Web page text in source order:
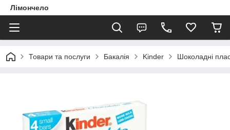
Лімончело
Товари та послуги Бакалія Kinder Шоколадні